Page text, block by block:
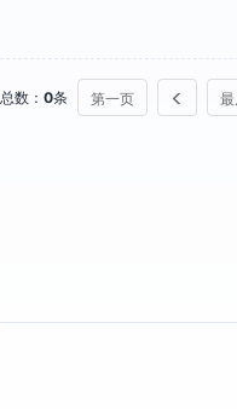
总数： 0条 第一页